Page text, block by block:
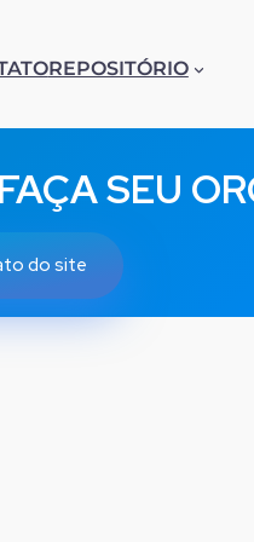
REPOSITÓRIO
SEU
do site